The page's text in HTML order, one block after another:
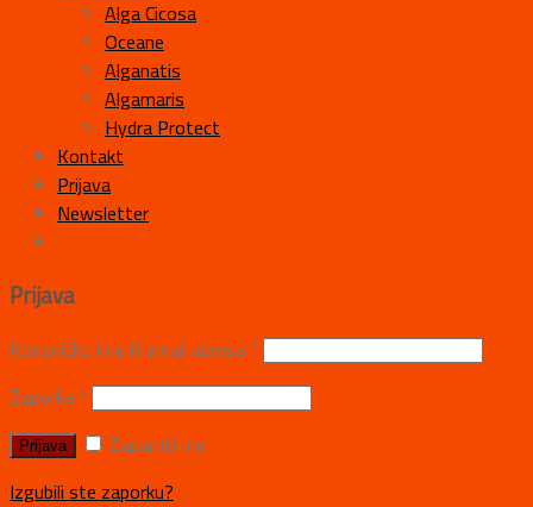
Alga Cicosa
Oceane
Alganatis
Algamaris
Hydra Protect
Kontakt
Prijava
Newsletter
Prijava
Korisničko ime ili email adresa *
Zaporka *
Zapamti me
Izgubili ste zaporku?